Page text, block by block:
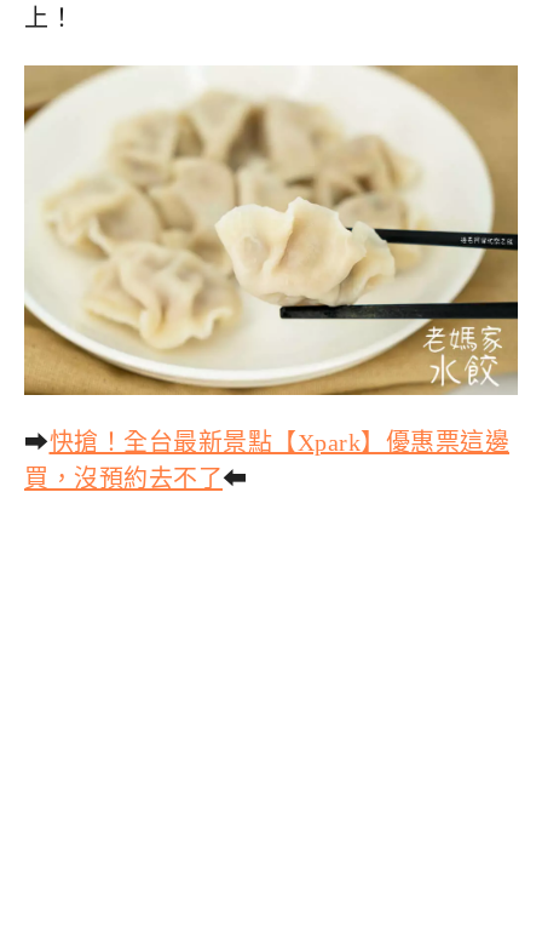
上！
➡快搶！全台最新景點【Xpark】優惠票這邊
買，沒預約去不了⬅